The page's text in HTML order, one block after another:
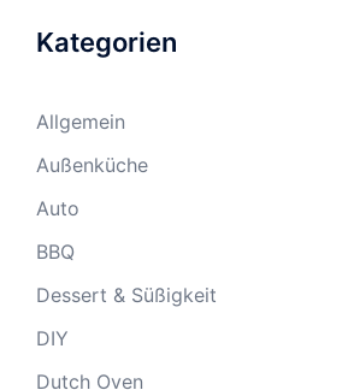
Kategorien
Allgemein
Außenküche
Auto
BBQ
Dessert & Süßigkeit
DIY
Dutch Oven